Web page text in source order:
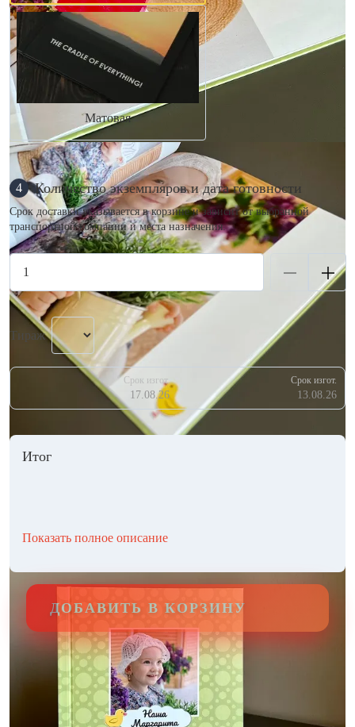
Матовая
4 Количество экземпляров и дата готовности
Срок доставки указывается в корзине и зависит от выбранной
транспортной компании и места назначения.
Тираж
Срок изгот.
17.08.26
Срок изгот.
13.08.26
Итог
Показать полное описание
ДОБАВИТЬ В КОРЗИНУ